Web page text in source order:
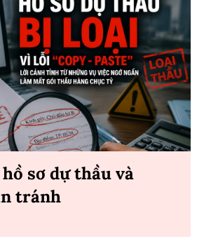
sơ dự thầu và
tránh